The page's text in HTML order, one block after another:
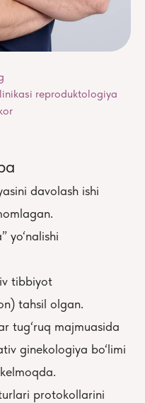
reproduktologiya
davolash ishi
yo‘nalishi
tibbiyot
tahsil olgan.
tug‘ruq majmuasida
ginekologiya bo‘limi
protokollarini